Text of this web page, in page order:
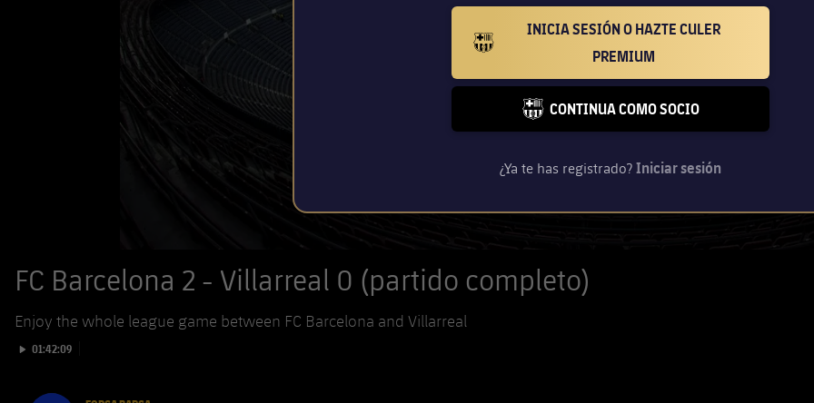
BARCELONA BADGE GOLD
INICIA SESIÓN O HAZTE CULER
PREMIUM
CONTINUA COMO SOCIO
¿Ya te has registrado? Iniciar sesión
FC Barcelona 2 - Villarreal 0 (partido completo)
Enjoy the whole league game between FC Barcelona and Villarreal
Iniciar vídeo
01:42:09